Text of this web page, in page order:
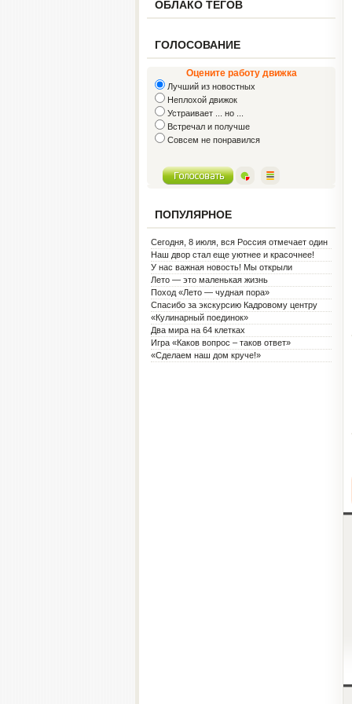
ОБЛАКО ТЕГОВ
ГОЛОСОВАНИЕ
Оцените работу движка
Лучший из новостных
Неплохой движок
Устраивает ... но ...
Встречал и получше
Совсем не понравился
ПОПУЛЯРНОЕ
Сегодня, 8 июля, вся Россия отмечает один
из самых светлых праздников — День
семьи, любви и верности!
Наш двор стал еще уютнее и красочнее!
У нас важная новость! Мы открыли
Социальную гостиную.
Лето — это маленькая жизнь
Поход «Лето — чудная пора»
Спасибо за экскурсию Кадровому центру
«Кулинарный поединок»
Два мира на 64 клетках
Игра «Каков вопрос – таков ответ»
«Сделаем наш дом круче!»